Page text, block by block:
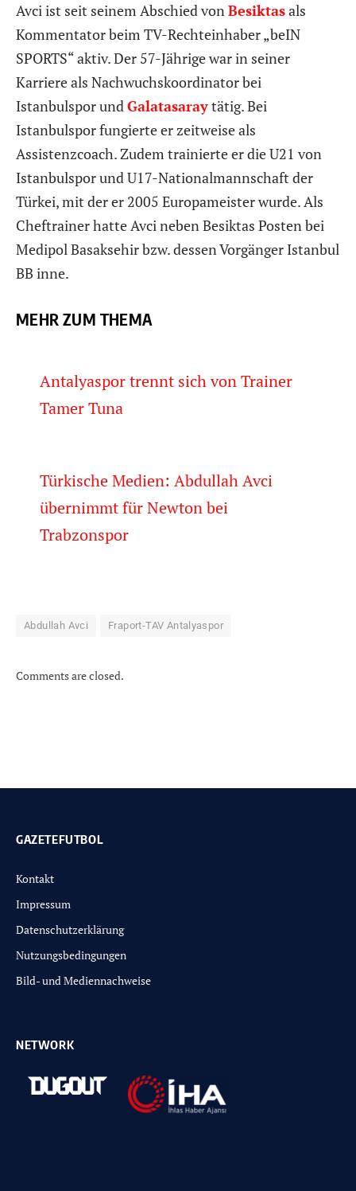
Avci ist seit seinem Abschied vonBesiktasals
Kommentator beim TV-Rechteinhaber „beIN
SPORTS“ aktiv. Der 57-Jährige war in seiner
Karriere als Nachwuchskoordinator bei
Istanbulspor undGalatasaraytätig. Bei
Istanbulspor fungierte er zeitweise als
Assistenzcoach. Zudem trainierte er die U21 von
Istanbulspor und U17-Nationalmannschaft der
Türkei, mit der er 2005 Europameister wurde. Als
Cheftrainer hatte Avci neben Besiktas Posten bei
Medipol Basaksehir bzw. dessen Vorgänger Istanbul
BB inne.
MEHR ZUM THEMA
Antalyaspor trennt sich von Trainer
Tamer Tuna
Türkische Medien: Abdullah Avci
übernimmt für Newton bei
Trabzonspor
Abdullah Avci Fraport-TAV Antalyaspor
Comments are closed.
GAZETEFUTBOL
Kontakt
Impressum
Datenschutzerklärung
Nutzungsbedingungen
Bild- und Mediennachweise
NETWORK